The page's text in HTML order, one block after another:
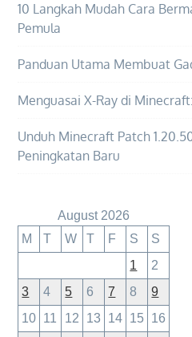
Mulus
10 Langkah Mudah Cara
Pemula
Panduan Utama Membuat
Menguasai X-Ray di
Unduh Minecraft Patch
Peningkatan Baru
August 2026
M
T W T F S
S
1
2
3
4 5 6 7 8
9
10 11 12 13 14 15 16